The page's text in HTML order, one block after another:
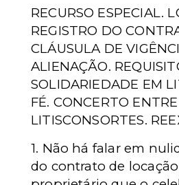
RECURSO ESPECIAL.
REGISTRO DO
CLÁUSULA DE
ALIENAÇÃO.
SOLIDARIEDADE EM
FÉ. CONCERTO
LITISCONSORTES.
1. Não há falar em
do contrato de